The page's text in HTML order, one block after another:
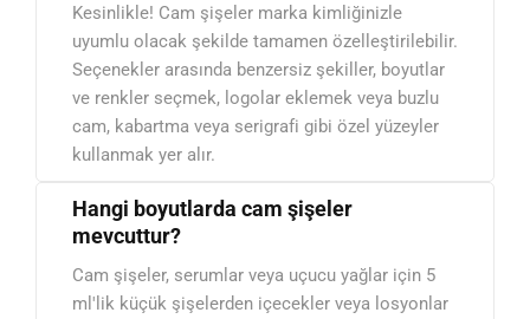
Kesinlikle! Cam şişeler marka kimliğinizle
uyumlu olacak şekilde tamamen özelleştirilebilir.
Seçenekler arasında benzersiz şekiller, boyutlar
ve renkler seçmek, logolar eklemek veya buzlu
cam, kabartma veya serigrafi gibi özel yüzeyler
kullanmak yer alır.
Hangi boyutlarda cam şişeler
mevcuttur?
Cam şişeler, serumlar veya uçucu yağlar için 5
ml'lik küçük şişelerden içecekler veya losyonlar